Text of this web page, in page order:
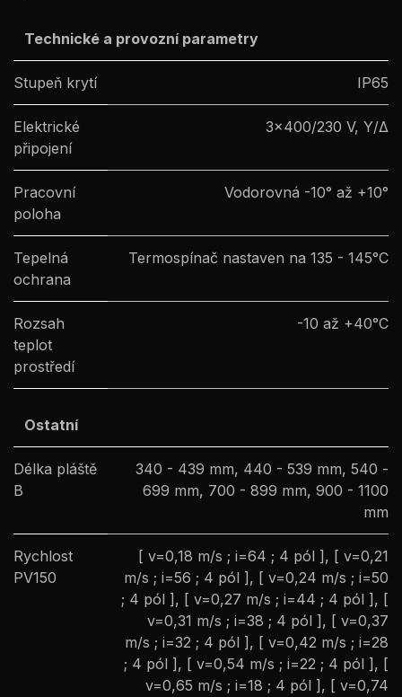
Technické a provozní parametry
Stupeň krytí IP65
Elektrické
připojení
3×400/230 V, Y/Δ
Pracovní
poloha
Vodorovná -10° až +10°
Tepelná
ochrana
Termospínač nastaven na 135 - 145°C
Rozsah
teplot
prostředí
-10 až +40°C
Ostatní
Délka pláště
B
340 - 439 mm, 440 - 539 mm, 540 -
699 mm, 700 - 899 mm, 900 - 1100
mm
Rychlost
PV150
[ v=0,18 m/s ; i=64 ; 4 pól ] , [ v=0,21
m/s ; i=56 ; 4 pól ] , [ v=0,24 m/s ; i=50
; 4 pól ] , [ v=0,27 m/s ; i=44 ; 4 pól ] , [
v=0,31 m/s ; i=38 ; 4 pól ] , [ v=0,37
m/s ; i=32 ; 4 pól ] , [ v=0,42 m/s ; i=28
; 4 pól ] , [ v=0,54 m/s ; i=22 ; 4 pól ] , [
v=0,65 m/s ; i=18 ; 4 pól ] , [ v=0,74